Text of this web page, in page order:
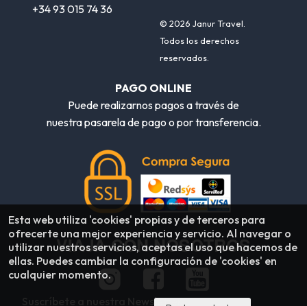
+34 93 015 74 36
© 2026 Janur Travel.
Todos los derechos
reservados.
PAGO ONLINE
Puede realizarnos pagos a través de
nuestra pasarela de pago o por transferencia.
VIAJA CON NOSOTROS
Suscríbete a nuestra Newsletter
Esta web utiliza 'cookies' propias y de terceros para
ofrecerte una mejor experiencia y servicio. Al navegar o
utilizar nuestros servicios, aceptas el uso que hacemos de
ellas. Puedes cambiar la configuración de 'cookies' en
cualquier momento.